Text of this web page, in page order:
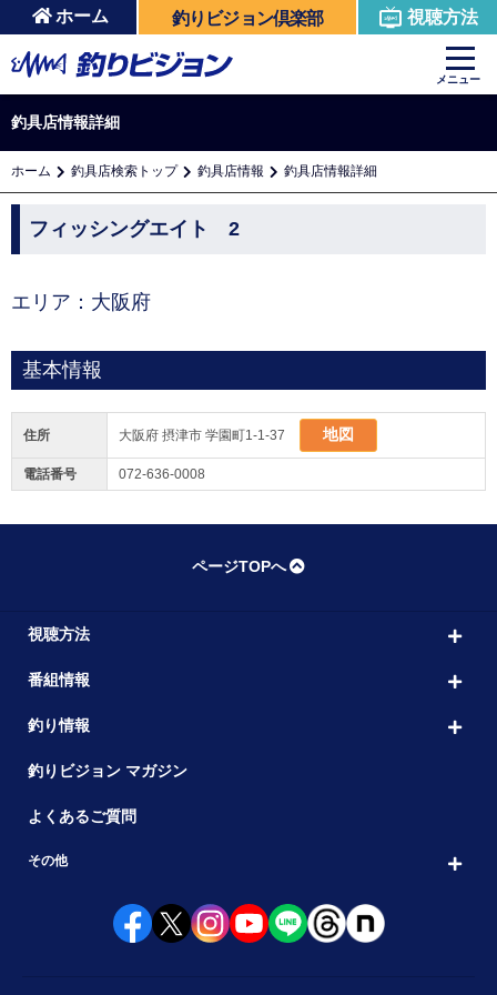
ホーム 釣りビジョン倶楽部 視聴方法
メニュー
釣具店情報詳細
ホーム 釣具店検索トップ 釣具店情報 釣具店情報詳細
フィッシングエイト 2
エリア：大阪府
基本情報
住所 大阪府 摂津市 学園町1-1-37 地図
電話番号 072-636-0008
ページTOPへ
視聴方法
番組情報
釣り情報
釣りビジョン マガジン
よくあるご質問
その他